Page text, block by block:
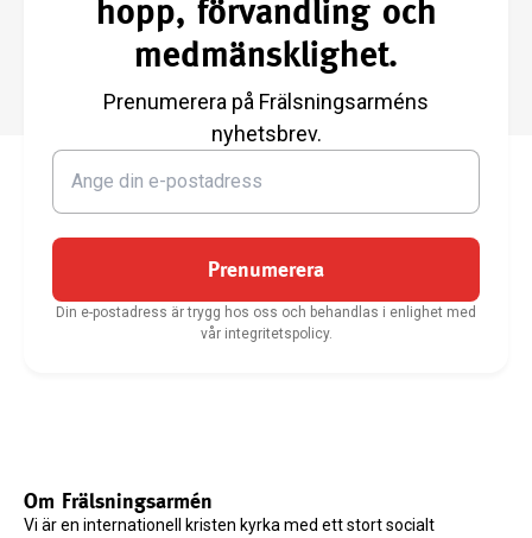
hopp, förvandling och
medmänsklighet.
Prenumerera på Frälsningsarméns
nyhetsbrev.
Prenumerera
Din e-postadress är trygg hos oss och behandlas i enlighet med
vår integritetspolicy.
Om Frälsningsarmén
Vi är en internationell kristen kyrka med ett stort socialt